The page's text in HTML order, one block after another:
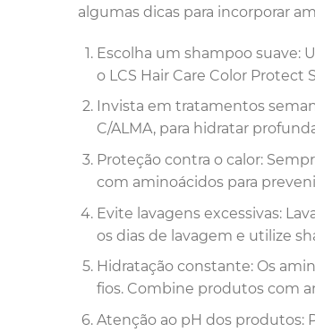
algumas dicas para incorporar
Escolha um shampoo suave:
o LCS Hair Care Color
Invista em tratamentos
C/ALMA, para hidratar
Proteção contra o calor:
com aminoácidos para
Evite lavagens excessivas:
os dias de lavagem e utilize
Hidratação constante: Os
fios. Combine produtos com
Atenção ao pH dos produtos: